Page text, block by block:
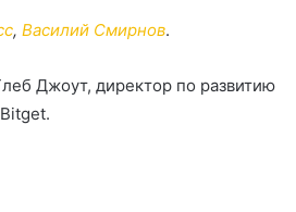
, Василий Смирнов.
Джоут, директор по развитию